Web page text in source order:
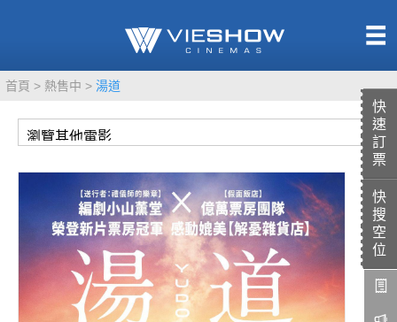
快
速
訂
票
快
搜
空
位
首頁 熱售中 湯道
TITAN SCREEN
MUCROWN
IMAX
4DX
VR 演唱會
GOLD CLASS
影城餐飲
UNICORN